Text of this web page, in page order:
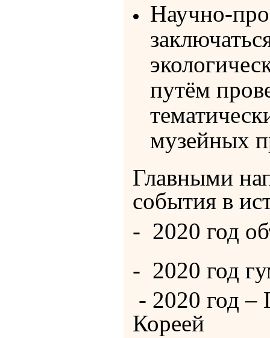
Научно-
путём
музейных
Главными
события в
- 2020 год
- 2020 год
- 2020 год –
Кореей